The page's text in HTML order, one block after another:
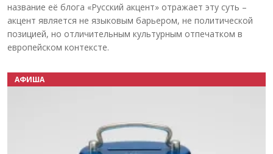
название её блога «Русский акцент» отражает эту суть –
акцент является не языковым барьером, не политической
позицией, но отличительным культурным отпечатком в
европейском контексте.
АФИША